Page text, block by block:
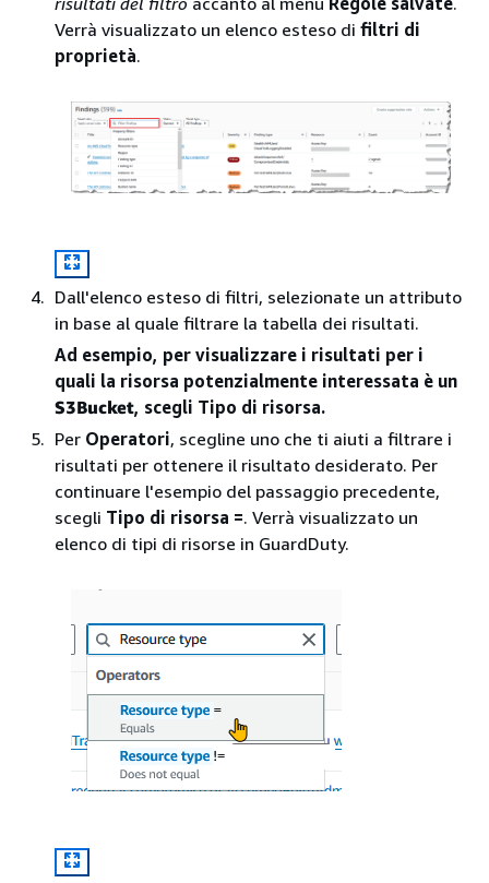
Verrà visualizzato un elenco esteso di filtri di
proprietà.
Dall'elenco esteso di filtri, selezionate un attributo
in base al quale filtrare la tabella dei risultati.
Ad esempio, per visualizzare i risultati per i
quali la risorsa potenzialmente interessata è un
S3Bucket, scegli Tipo di risorsa.
Per Operatori, scegline uno che ti aiuti a filtrare i
risultati per ottenere il risultato desiderato. Per
continuare l'esempio del passaggio precedente,
scegli Tipo di risorsa =. Verrà visualizzato un
elenco di tipi di risorse in GuardDuty.